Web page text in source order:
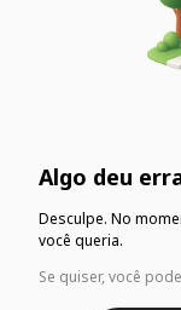
Algo deu
Desculpe. No
você queria.
Se quiser, você